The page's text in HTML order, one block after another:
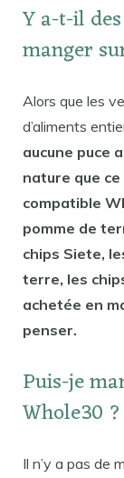
Y a-t-il
manger
Alors que les
d’aliments
aucune puce
nature que
compatible
pomme de
chips Siete,
terre, les
achetée en
penser.
Puis-je
Whole30 ?
Il n’y a pas de